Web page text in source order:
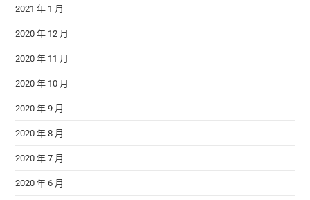
2021 年 1 月
2020 年 12 月
2020 年 11 月
2020 年 10 月
2020 年 9 月
2020 年 8 月
2020 年 7 月
2020 年 6 月